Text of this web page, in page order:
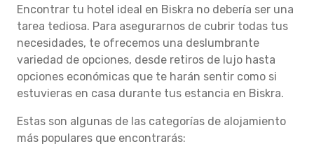
Encontrar tu hotel ideal en Biskra no debería ser una
tarea tediosa. Para asegurarnos de cubrir todas tus
necesidades, te ofrecemos una deslumbrante
variedad de opciones, desde retiros de lujo hasta
opciones económicas que te harán sentir como si
estuvieras en casa durante tus estancia en Biskra.
Estas son algunas de las categorías de alojamiento
más populares que encontrarás: